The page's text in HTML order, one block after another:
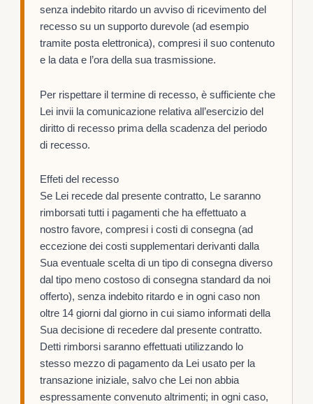
senza indebito ritardo un avviso di ricevimento del
recesso su un supporto durevole (ad esempio
tramite posta elettronica), compresi il suo contenuto
e la data e l’ora della sua trasmissione.
Per rispettare il termine di recesso, è sufficiente che
Lei invii la comunicazione relativa all’esercizio del
diritto di recesso prima della scadenza del periodo
di recesso.
Effeti del recesso
Se Lei recede dal presente contratto, Le saranno
rimborsati tutti i pagamenti che ha effettuato a
nostro favore, compresi i costi di consegna (ad
eccezione dei costi supplementari derivanti dalla
Sua eventuale scelta di un tipo di consegna diverso
dal tipo meno costoso di consegna standard da noi
offerto), senza indebito ritardo e in ogni caso non
oltre 14 giorni dal giorno in cui siamo informati della
Sua decisione di recedere dal presente contratto.
Detti rimborsi saranno effettuati utilizzando lo
stesso mezzo di pagamento da Lei usato per la
transazione iniziale, salvo che Lei non abbia
espressamente convenuto altrimenti; in ogni caso,